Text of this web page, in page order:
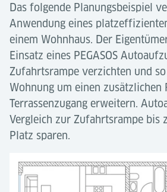
Das folgende Planungsbeispiel
Anwendung eines
einem Wohnhaus. Der
Einsatz eines PEGASOS
Zufahrtsrampe verzichten und
Wohnung um einen zusätzlichen
Terrassenzugang erweitern.
Vergleich zur Zufahrtsrampe bis
Platz sparen.